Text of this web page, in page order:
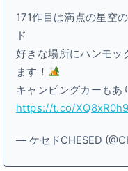
171作目は満点の星空
ド
好きな場所にハンモッ
ます！
キャンピングカーもあ
https://t.co/
— ケセドCHESED